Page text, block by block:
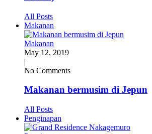
All Posts
Makanan
Makanan
May 12, 2019
|
No Comments
Makanan bermusim di Jepun
All Posts
Penginapan